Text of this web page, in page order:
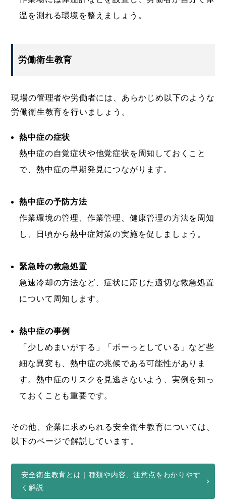
温を測れる環境を整えましょう。
労働衛生教育
現場の管理者や労働者には、あらかじめ以下のような
労働衛生教育を行いましょう。
熱中症の症状
熱中症の自覚症状や他覚症状を周知しておくこと
で、熱中症の早期発見につながります。
熱中症の予防方法
作業環境の管理、作業管理、健康管理の方法を周知
し、日頃から熱中症対策の実施を促しましょう。
緊急時の救急処置
急速冷却の方法など、症状に応じた適切な救急処置
について周知します。
熱中症の事例
「少しめまいがする」「ボーっとしている」など些
細な異変も、熱中症の兆候である可能性がありま
す。熱中症のリスクを見逃さないよう、実例を知っ
ておくことも重要です。
その他、企業に求められる安全衛生教育については、
以下のページで解説しています。
安全衛生教育とは｜種類や内容、注意点をわかりやす
く解説